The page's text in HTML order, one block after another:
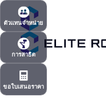
ตัวแทนจำหน่าย
ตัวแทนจำหน่าย
การสาธิต
การสาธิต
ขอใบเสนอราคา